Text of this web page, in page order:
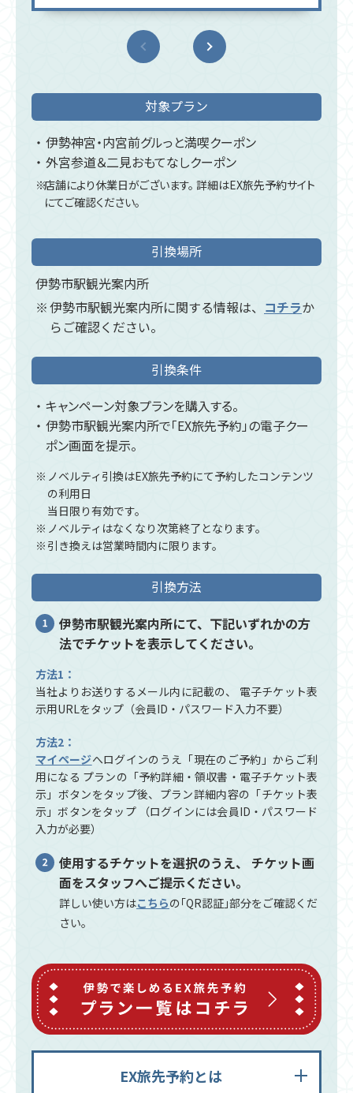
対象プラン
伊勢神宮・内宮前グルっと満喫クーポン
外宮参道＆二見おもてなしクーポン
店舗により休業日がございます。 詳細はEX旅先予約サイト
にてご確認ください。
引換場所
伊勢市駅観光案内所
伊勢市駅観光案内所に関する情報は、 コチラか
らご確認ください。
引換条件
キャンペーン対象プランを購入する。
伊勢市駅観光案内所で「EX旅先予約」の電子クー
ポン画面を提示。
ノベルティ引換はEX旅先予約にて予約したコンテンツ
の利用日
当日限り有効です。
ノベルティはなくなり次第終了となります。
引き換えは営業時間内に限ります。
引換方法
伊勢市駅観光案内所にて、下記いずれかの方
法でチケットを表示してください。
方法1：
当社よりお送りするメール内に記載の、
電子チケット表
示用URLをタップ（会員ID・パスワード入力不要）
方法2：
マイページへログインのうえ「現在のご予約」からご利
用になる プランの「予約詳細・領収書・電子チケット表
示」ボタンをタップ後、プラン詳細内容の「チケット表
示」ボタンをタップ（ログインには会員ID・パスワード
入力が必要）
使用するチケットを選択のうえ、
チケット画
面をスタッフへご提示ください。
詳しい使い方はこちらの｢QR認証｣部分をご確認くだ
さい。
EX旅先予約とは